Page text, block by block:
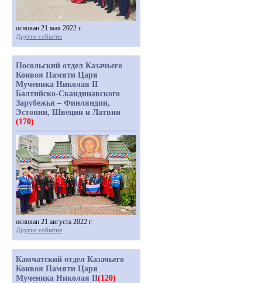
основан 21 мая 2022 г.
Другие события
Посольский отдел Казачьего
Конвоя Памяти Царя
Мученика Николая II
Балтийско-Скандинавского
Зарубежья – Финляндии,
Эстонии, Швеции и Латвии
(170)
основан 21 августа 2022 г.
Другие события
Камчатский отдел Казачьего
Конвоя Памяти Царя
Мученика Николая II(120)